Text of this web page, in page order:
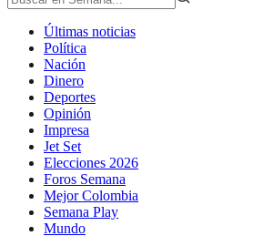
Últimas noticias
Política
Nación
Dinero
Deportes
Opinión
Impresa
Jet Set
Elecciones 2026
Foros Semana
Mejor Colombia
Semana Play
Mundo